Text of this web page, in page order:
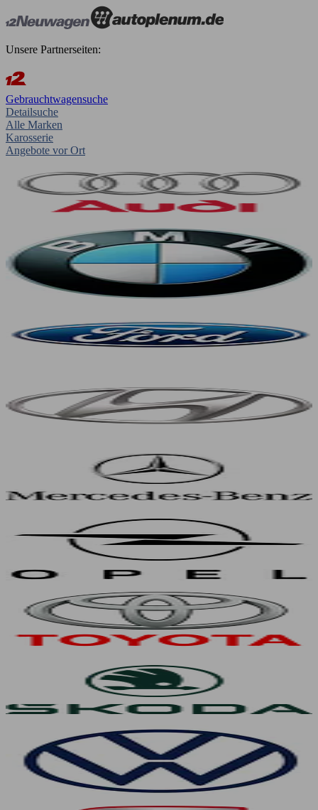
Unsere Partnerseiten:
Gebrauchtwagensuche
Detailsuche
Alle Marken
Karosserie
Angebote vor Ort